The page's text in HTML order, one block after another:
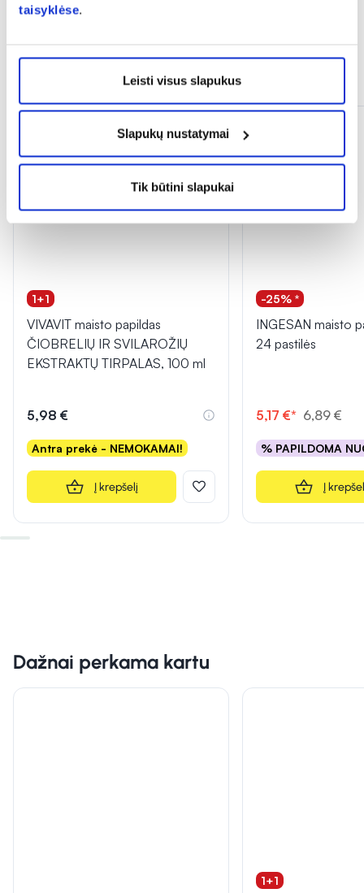
taisyklėse.
Leisti visus slapukus
Slapukų nustatymai
Tik būtini slapukai
Panašios prekės
1+1
VIVAVIT maisto papildas
ČIOBRELIŲ IR SVILAROŽIŲ
EKSTRAKTŲ TIRPALAS, 100 ml
5,98 €
Antra prekė - NEMOKAMAI!
Į krepšelį
-25% *
INGESAN maisto
24 pastilės
5,17 €* 6,89 €
% PAPILDOMA
Į
Dažnai perkama kartu
1+1